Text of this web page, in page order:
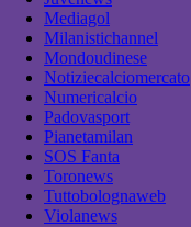
Mediagol
Milanistichannel
Mondoudinese
Notiziecalciomercato
Numericalcio
Padovasport
Pianetamilan
SOS Fanta
Toronews
Tuttobolognaweb
Violanews